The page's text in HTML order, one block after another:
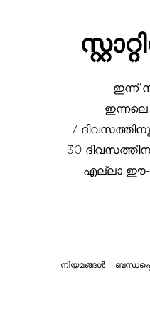
ഇന്ന്
ഇന്നലെ
7
30
എല്ലാ ഈ-
നിയമങ്ങൾ